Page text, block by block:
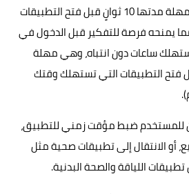
ووتعمل الميزة عبر فرض مهلة مدتها 10 ثوانٍ قبل فتح التطبيقات
يمنحه فرصة للتفكير قبل الدخول في
ساعات دون انتباه، وهي مهلة
فتح التطبيقات التي تستهلك وقتك
للمستخدم ضبط مؤقت زمني للتطبيق،
أو الانتقال إلى تطبيقات صحية مثل